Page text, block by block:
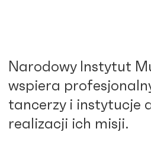
Narodowy Instytut
wspiera
tancerzy i instytucje
realizacji ich misji.